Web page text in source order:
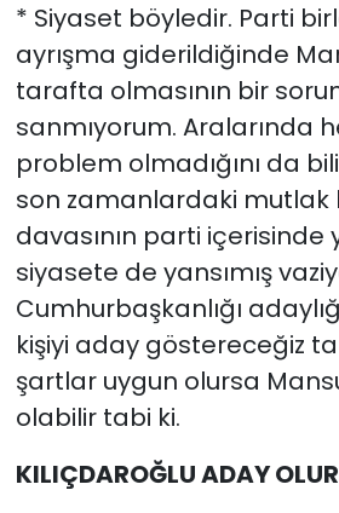
* Siyaset böyledir. Parti
ayrışma giderildiğinde
tarafta olmasının bir
sanmıyorum. Aralarında
problem olmadığını da
son zamanlardaki mutlak
davasının parti içerisinde
siyasete de yansımış
Cumhurbaşkanlığı
kişiyi aday göstereceğiz
şartlar uygun olursa
olabilir tabi ki.
KILIÇDAROĞLU ADAY